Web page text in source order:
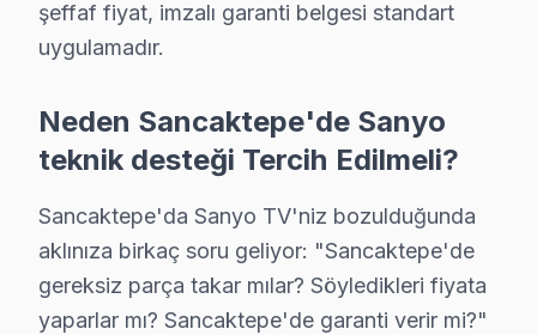
Sanyo Uzman Teknisyen Ekibi — Sancaktepe
Serkan Y. — Sanyo Servis Uzmanı
15 yıllık Sanyo TV tamir deneyimi. Sancaktepe ve çevre
· Sanyo fabrika servis sertifikası
· Orijinal ve OEM yedek parça tedarikçisi
· 2010'dan günümüze tüm Sanyo modelleri
şeffaf fiyat, imzalı garanti belgesi standart
uygulamadır.
Neden Sancaktepe'de Sanyo
teknik desteği Tercih Edilmeli?
Sancaktepe'da Sanyo TV'niz bozulduğunda
aklınıza birkaç soru geliyor: "Sancaktepe'de
gereksiz parça takar mılar? Söyledikleri fiyata
yaparlar mı? Sancaktepe'de garanti verir mi?"